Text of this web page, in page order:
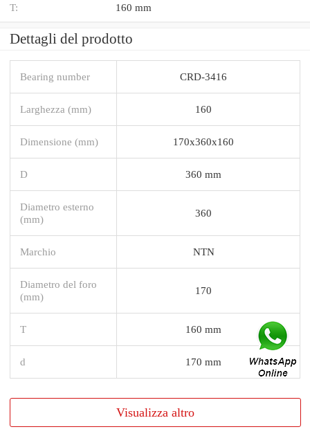
T: 160 mm
Dettagli del prodotto
Bearing number CRD-3416
Larghezza (mm) 160
Dimensione (mm) 170x360x160
D 360 mm
Diametro esterno
(mm)
360
Marchio NTN
Diametro del foro
(mm)
170
T 160 mm
d 170 mm
Visualizza altro